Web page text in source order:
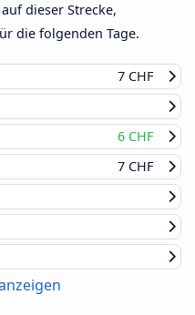
dieser Strecke,
die folgenden Tage.
7 CHF
6 CHF
7 CHF